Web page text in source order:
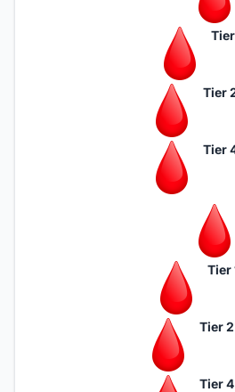
Tier
Tier
Tier
Tier
Tier